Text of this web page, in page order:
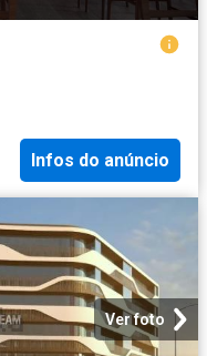
Infos do anúncio
Ver foto